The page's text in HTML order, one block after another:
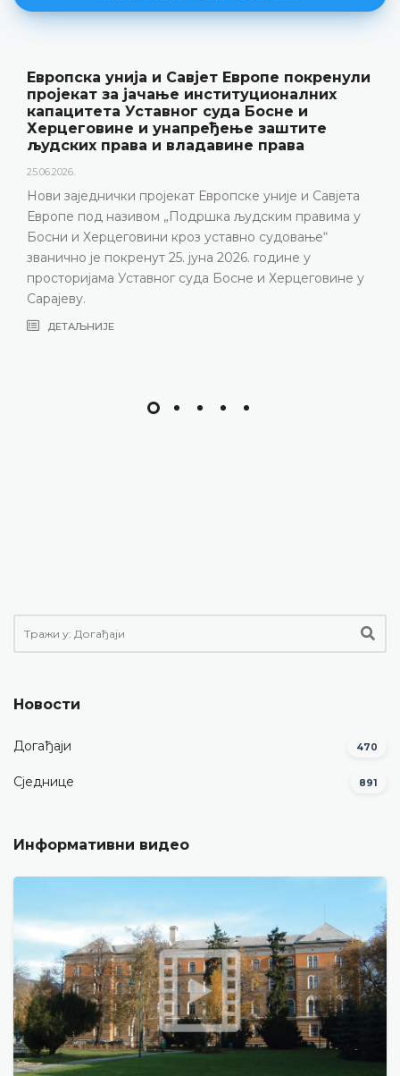
Европе покренули
институционалних
суда Босне и
заштите
права
Европске уније и Савјета
људским правима у
уставно судовање“
јуна 2026. године у
суда Босне и Херцеговине у
Уставни суд БиХ
резултате рада и
„Годишњак“
18.05.2026.
представљени
резултати рада
изазови с којима се
година, нарочито због
састава
Новости
Догађаји 470
Сједнице 891
Информативни видео